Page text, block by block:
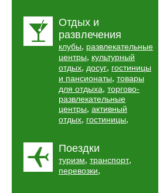
Отдых и
развлечения
клубы, развлекательные
центры, культурный
отдых, досуг, гостиницы
и пансионаты, товары
для отдыха, торгово-
развлекательные
центры, активный
отдых, гостиницы,
Поездки
туризм, транспорт,
перевозки,